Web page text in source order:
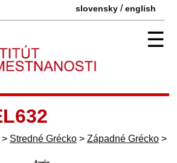
slovensky /english
☰
> Stredné Grécko > Západné Grécko >